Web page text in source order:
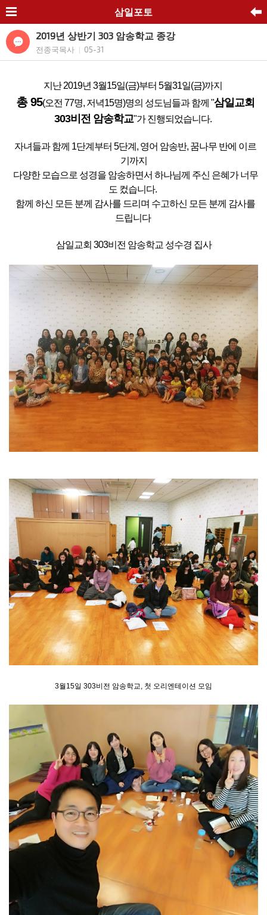
삼일포토
2019년 상반기 303 암송학교 종강
전종국목사 05-31
지난 2019년 3월15일(금)부터 5월31일(금)까지
총 95(오전 77명, 저녁15명)명의 성도님들과 함께 "삼일교회
303비전 암송학교"가 진행되었습니다.
자녀들과 함께 1단계부터 5단계, 영어 암송반, 꿈나무 반에 이르
기까지
다양한 모습으로 성경을 암송하면서 하나님께 주신 은혜가 너무
도 컸습니다.
함께 하신 모든 분께 감사를 드리며 수고하신 모든 분께 감사를
드립니다
삼일교회 303비전 암송학교 성수경 집사
3월15일 303비전 암송학교, 첫 오리엔테이션 모임